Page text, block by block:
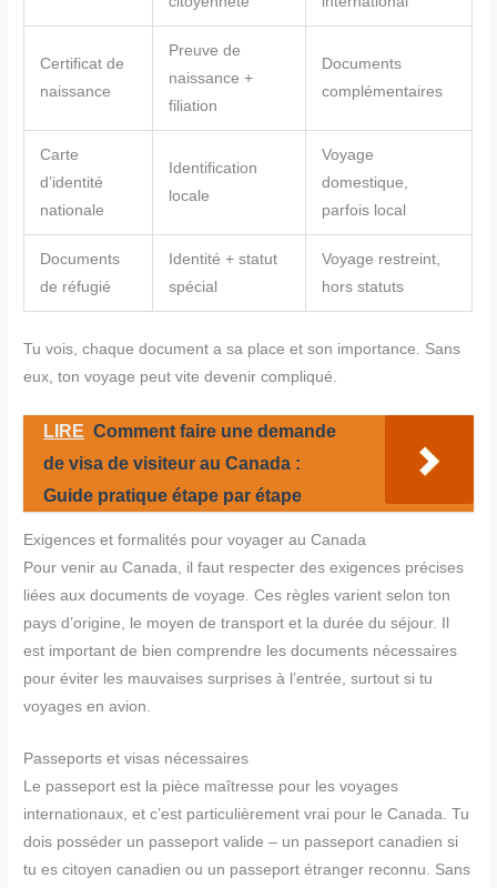
Certificat de
naissance
Preuve de
naissance +
filiation
Documents
complémentaires
Carte
d’identité
nationale
Identification
locale
Voyage
domestique,
parfois local
Documents
de réfugié
Identité + statut
spécial
Voyage restreint,
hors statuts
Tu vois, chaque document a sa place et son importance. Sans
eux, ton voyage peut vite devenir compliqué.
LIRE Comment faire une demande
de visa de visiteur au Canada :
Guide pratique étape par étape
Exigences et formalités pour voyager au Canada
Pour venir au Canada, il faut respecter des exigences précises
liées aux documents de voyage. Ces règles varient selon ton
pays d’origine, le moyen de transport et la durée du séjour. Il
est important de bien comprendre les documents nécessaires
pour éviter les mauvaises surprises à l’entrée, surtout si tu
voyages en avion.
Passeports et visas nécessaires
Le passeport est la pièce maîtresse pour les voyages
internationaux, et c’est particulièrement vrai pour le Canada. Tu
dois posséder un passeport valide – un passeport canadien si
tu es citoyen canadien ou un passeport étranger reconnu. Sans